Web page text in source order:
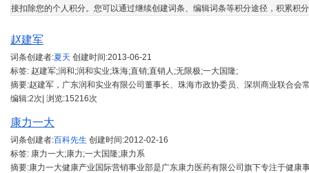
接扣除您的个人积分。您可以通过继续创建词条、编辑词条等积分途径，积累积
赵建军
词条创建者:夏天 创建时间:2013-06-21
标签: 赵建军;润和;润和实业;珠海;直销;直销人;无限极;一大国隆;
摘要:赵建军，广东润和实业有限公司董事长、珠海市政协委员、深圳商业联合会
编辑:2次| 浏览:15216次
康力一大
词条创建者:百科先生 创建时间:2012-02-16
标签: 康力一大;康力;一大国隆;康力系
摘要:康力一大健康产业国际营销事业部是广东康力医药有限公司旗下专注于健康